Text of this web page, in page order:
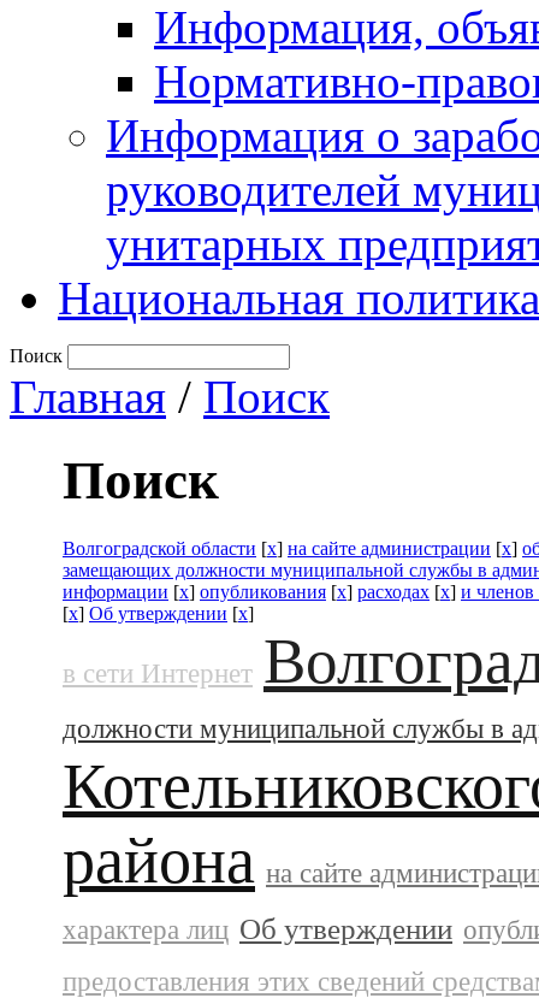
Информация,
Нормативно-
Информация о
руководителей
унитарных
Национальная политика
Поиск
Главная / Поиск
Поиск
Волгоградской области [x] на сайте администрации [x]
замещающих должности муниципальной службы в
информации [x] опубликования [x] расходах [x] и членов
[x] Об утверждении [x]
в сети Интернет
должности муниципальной службы в
района на сайте
характера лиц Об утверждении
предоставления этих сведений